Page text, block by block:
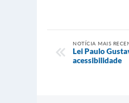
NOTÍCIA MAIS
Lei Paulo
acessibilidade